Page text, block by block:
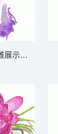
示 凤凰